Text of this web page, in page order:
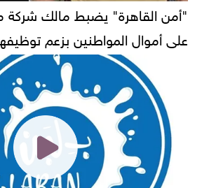
"أمن القاهرة" يضبط مالك شركة
على أموال المواطنين بزعم